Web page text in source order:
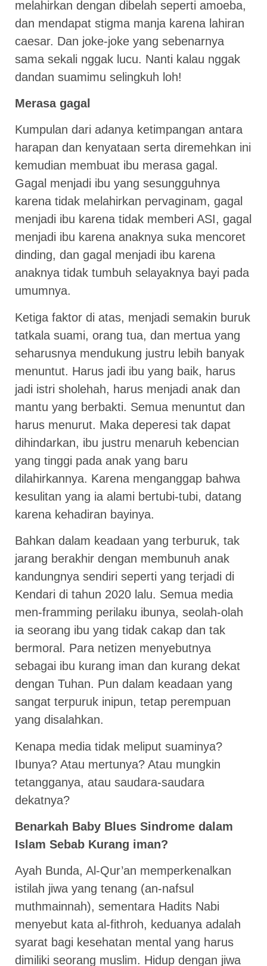
melahirkan dengan dibelah seperti amoeba,
dan mendapat stigma manja karena lahiran
caesar. Dan joke-joke yang sebenarnya
sama sekali nggak lucu. Nanti kalau nggak
dandan suamimu selingkuh loh!
Merasa gagal
Kumpulan dari adanya ketimpangan antara
harapan dan kenyataan serta diremehkan ini
kemudian membuat ibu merasa gagal.
Gagal menjadi ibu yang sesungguhnya
karena tidak melahirkan pervaginam, gagal
menjadi ibu karena tidak memberi ASI, gagal
menjadi ibu karena anaknya suka mencoret
dinding, dan gagal menjadi ibu karena
anaknya tidak tumbuh selayaknya bayi pada
umumnya.
Ketiga faktor di atas, menjadi semakin buruk
tatkala suami, orang tua, dan mertua yang
seharusnya mendukung justru lebih banyak
menuntut. Harus jadi ibu yang baik, harus
jadi istri sholehah, harus menjadi anak dan
mantu yang berbakti. Semua menuntut dan
harus menurut. Maka deperesi tak dapat
dihindarkan, ibu justru menaruh kebencian
yang tinggi pada anak yang baru
dilahirkannya. Karena menganggap bahwa
kesulitan yang ia alami bertubi-tubi, datang
karena kehadiran bayinya.
Bahkan dalam keadaan yang terburuk, tak
jarang berakhir dengan membunuh anak
kandungnya sendiri seperti yang terjadi di
Kendari di tahun 2020 lalu. Semua media
men-framming perilaku ibunya, seolah-olah
ia seorang ibu yang tidak cakap dan tak
bermoral. Para netizen menyebutnya
sebagai ibu kurang iman dan kurang dekat
dengan Tuhan. Pun dalam keadaan yang
sangat terpuruk inipun, tetap perempuan
yang disalahkan.
Kenapa media tidak meliput suaminya?
Ibunya? Atau mertunya? Atau mungkin
tetangganya, atau saudara-saudara
dekatnya?
Benarkah Baby Blues Sindrome dalam
Islam Sebab Kurang iman?
Ayah Bunda, Al-Qur’an memperkenalkan
istilah jiwa yang tenang (an-nafsul
muthmainnah), sementara Hadits Nabi
menyebut kata al-fithroh, keduanya adalah
syarat bagi kesehatan mental yang harus
dimiliki seorang muslim. Hidup dengan jiwa